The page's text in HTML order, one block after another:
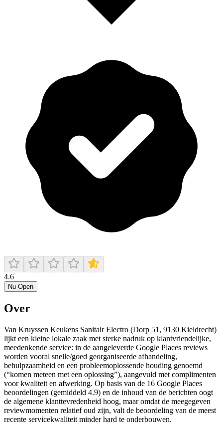
4.6
Nu Open
Over
Van Kruyssen Keukens Sanitair Electro (Dorp 51, 9130 Kieldrecht)
lijkt een kleine lokale zaak met sterke nadruk op klantvriendelijke,
meedenkende service: in de aangeleverde Google Places reviews
worden vooral snelle/goed georganiseerde afhandeling,
behulpzaamheid en een probleemoplossende houding genoemd
(“komen meteen met een oplossing”), aangevuld met complimenten
voor kwaliteit en afwerking. Op basis van de 16 Google Places
beoordelingen (gemiddeld 4.9) en de inhoud van de berichten oogt
de algemene klanttevredenheid hoog, maar omdat de meegegeven
reviewmomenten relatief oud zijn, valt de beoordeling van de meest
recente servicekwaliteit minder hard te onderbouwen.